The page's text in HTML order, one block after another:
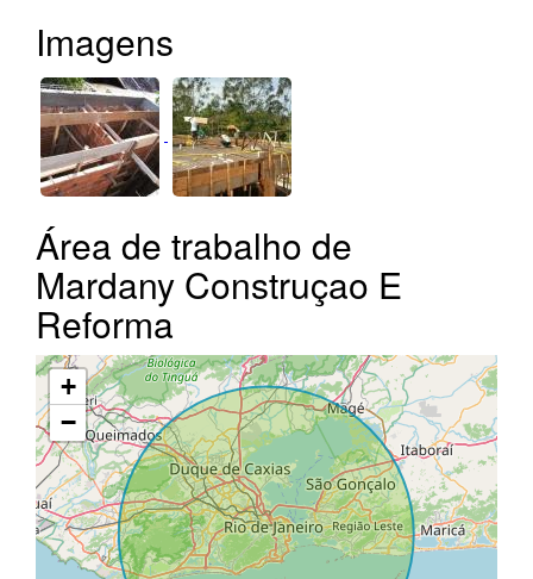
Imagens
Área de trabalho de
Mardany Construçao E
Reforma
+
−